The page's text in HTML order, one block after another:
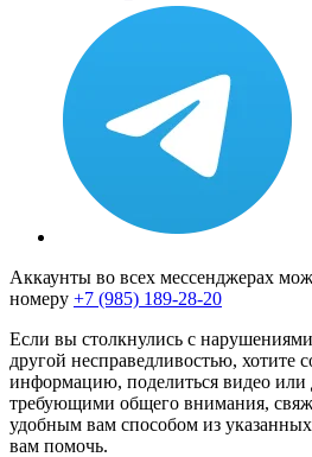
Аккаунты во всех мессенджерах
номеру +7 (985) 189-28-20
Если вы столкнулись с
другой несправедливостью, хотите
информацию, поделиться видео или
требующими общего внимания,
удобным вам способом из
вам помочь.